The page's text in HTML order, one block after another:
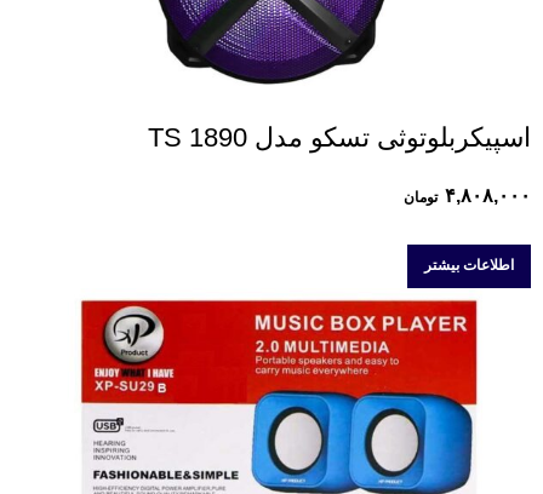
اسپیکربلوتوثی تسکو مدل TS 1890
۴,۸۰۸,۰۰۰ تومان
اطلاعات بیشتر